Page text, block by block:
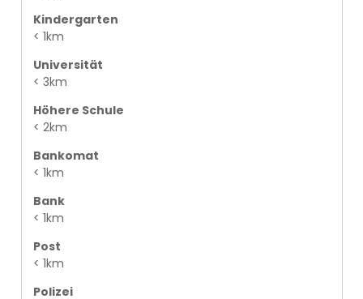
Kindergarten
< 1km
Universität
< 3km
Höhere Schule
< 2km
Bankomat
< 1km
Bank
< 1km
Post
< 1km
Polizei